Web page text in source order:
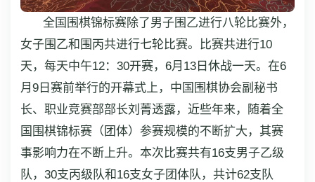
全国围棋锦标赛除了男子围乙进行八轮比赛外，
女子围乙和围丙共进行七轮比赛。比赛共进行10
天，每天中午12：30开赛，6月13日休战一天。在6
月9日赛前举行的开幕式上，中国围棋协会副秘书
长、职业竞赛部部长刘菁透露，近些年来，随着全
国围棋锦标赛（团体）参赛规模的不断扩大，其赛
事影响力在不断上升。本次比赛共有16支男子乙级
队，30支丙级队和16支女子团体队，共计62支队